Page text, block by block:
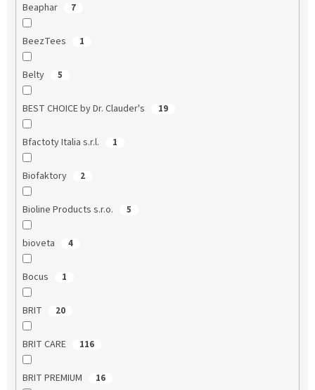
Beaphar 7
BeezTees 1
Belty 5
BEST CHOICE by Dr. Clauder's 19
Bfactoty Italia s.r.l. 1
Biofaktory 2
Bioline Products s.r.o. 5
bioveta 4
Bocus 1
BRIT 20
BRIT CARE 116
BRIT PREMIUM 16